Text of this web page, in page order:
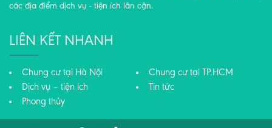
các địa điểm dịch vụ - tiện ích lân cận.
LIÊN KẾT NHANH
Chung cư tại Hà Nội
Chung cư tại TP.HCM
Dịch vụ – tiện ích
Tin tức
Phong thủy